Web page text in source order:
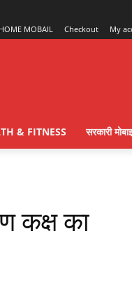
HOME MOBAIL Checkout My
& FITNESS सरकारी
कक्ष का